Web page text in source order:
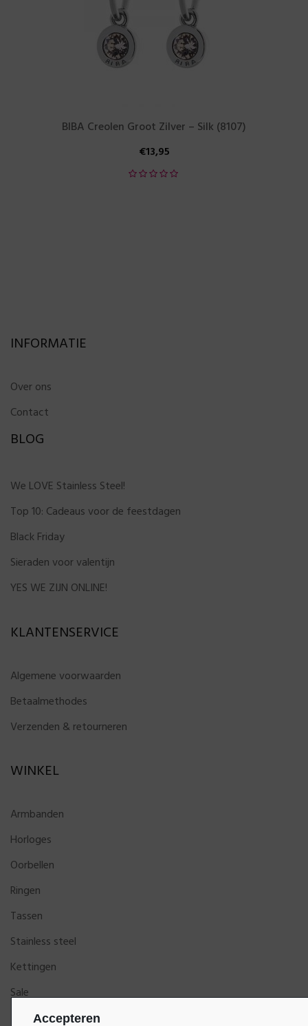
Accepteren
BIBA Creolen Groot Zilver – Silk (8107)
€13,95
INFORMATIE
Over ons
Contact
BLOG
We LOVE Stainless Steel!
Top 10: Cadeaus voor de feestdagen
Black Friday
Sieraden voor valentijn
YES WE ZIJN ONLINE!
KLANTENSERVICE
Algemene voorwaarden
Betaalmethodes
Verzenden & retourneren
WINKEL
Armbanden
Horloges
Oorbellen
Ringen
Tassen
Stainless steel
Kettingen
Sale